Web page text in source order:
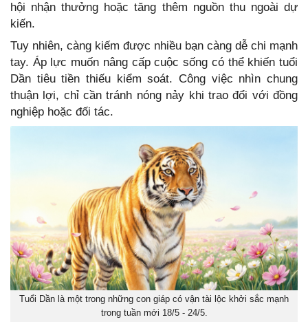
hội nhận thưởng hoặc tăng thêm nguồn thu ngoài dự
kiến.
Tuy nhiên, càng kiếm được nhiều bạn càng dễ chi mạnh
tay. Áp lực muốn nâng cấp cuộc sống có thể khiến tuổi
Dần tiêu tiền thiếu kiểm soát. Công việc nhìn chung
thuận lợi, chỉ cần tránh nóng nảy khi trao đổi với đồng
nghiệp hoặc đối tác.
Tuổi Dần là một trong những con giáp có vận tài lộc khởi sắc mạnh
trong tuần mới 18/5 - 24/5.